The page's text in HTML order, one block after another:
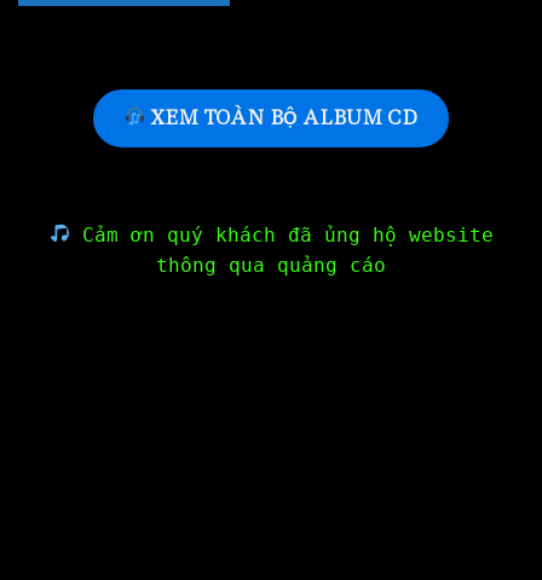
XEM TOÀN BỘ ALBUM CD
Cảm ơn quý khách đã ủng hộ website
thông qua quảng cáo